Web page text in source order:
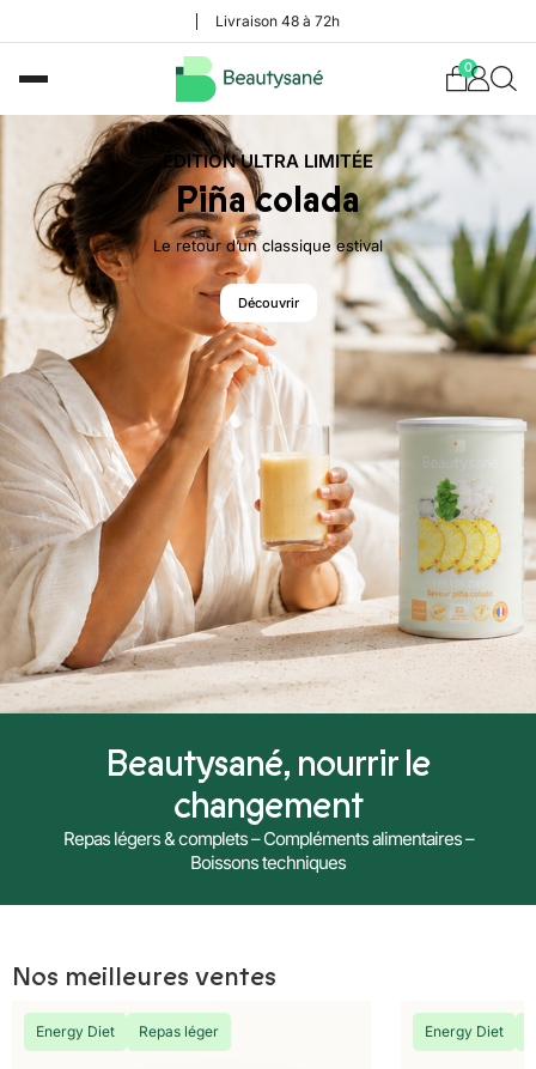
Livraison 48 à 72h
0
ÉDITION ULTRA LIMITÉE
Piña colada
Le retour d’un classique estival
Découvrir
Beautysané, nourrir le
changement
Repas légers & complets – Compléments alimentaires –
Boissons techniques
Nos meilleures ventes
Energy Diet Repas léger Energy Diet